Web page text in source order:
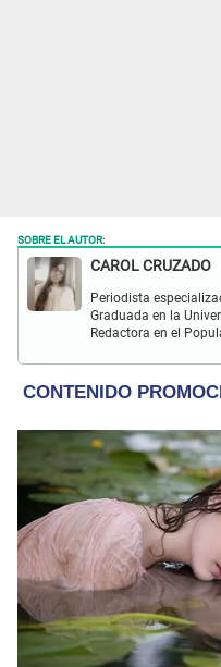
SOBRE EL AUTOR:
CAROL CRUZADO
Periodista
Graduada en la
Redactora en el
comunidades nativas